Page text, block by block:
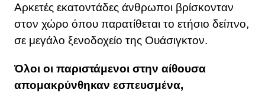
Αρκετές εκατοντάδες άνθρωποι βρίσκονταν
στον χώρο όπου παρατίθεται το ετήσιο δείπνο,
σε μεγάλο ξενοδοχείο της Ουάσιγκτον.
Όλοι οι παριστάμενοι στην αίθουσα
απομακρύνθηκαν εσπευσμένα,